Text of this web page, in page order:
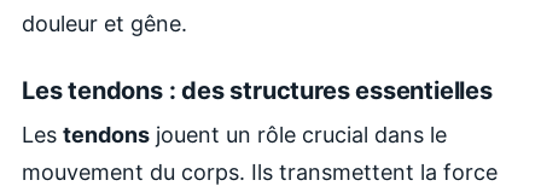
douleur et gêne.
Les tendons : des structures essentielles
Les tendons jouent un rôle crucial dans le
mouvement du corps. Ils transmettent la force